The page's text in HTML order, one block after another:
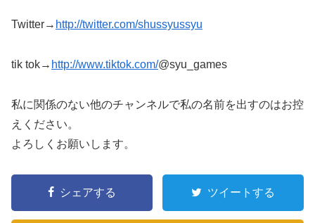
Twitter→ http://twitter.com/shussyussyu
tik tok→ http://www.tiktok.com/@syu_games
私に関係のない他のチャンネルで私の名前を出すのはお控
えください。
よろしくお願いします。
シェアする ツイートする